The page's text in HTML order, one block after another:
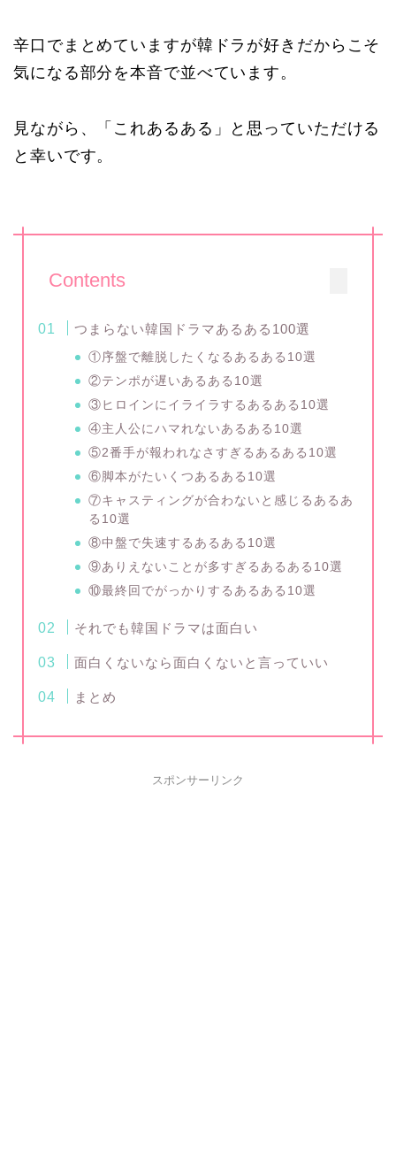
辛口でまとめていますが韓ドラが好きだからこそ
気になる部分を本音で並べています。
見ながら、「これあるある」と思っていただける
と幸いです。
Contents
つまらない韓国ドラマあるある100選
①序盤で離脱したくなるあるある10選
②テンポが遅いあるある10選
③ヒロインにイライラするあるある10選
④主人公にハマれないあるある10選
⑤2番手が報われなさすぎるあるある10選
⑥脚本がたいくつあるある10選
⑦キャスティングが合わないと感じるあるあ
る10選
⑧中盤で失速するあるある10選
⑨ありえないことが多すぎるあるある10選
⑩最終回でがっかりするあるある10選
それでも韓国ドラマは面白い
面白くないなら面白くないと言っていい
まとめ
スポンサーリンク